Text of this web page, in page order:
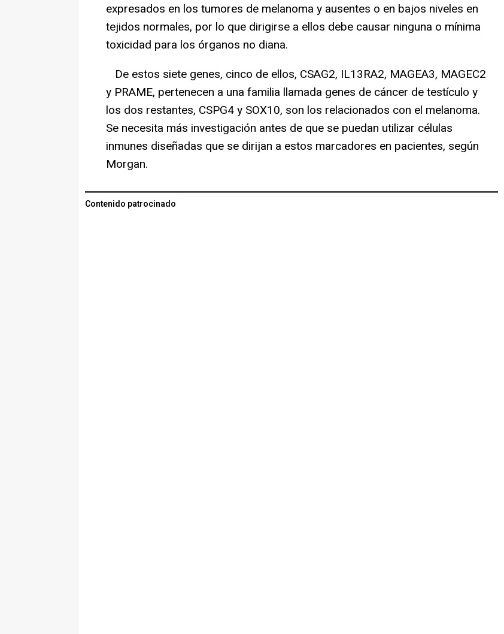
expresados en los tumores de melanoma y ausentes o en bajos niveles en
tejidos normales, por lo que dirigirse a ellos debe causar ninguna o mínima
toxicidad para los órganos no diana.
De estos siete genes, cinco de ellos, CSAG2, IL13RA2, MAGEA3, MAGEC2
y PRAME, pertenecen a una familia llamada genes de cáncer de testículo y
los dos restantes, CSPG4 y SOX10, son los relacionados con el melanoma.
Se necesita más investigación antes de que se puedan utilizar células
inmunes diseñadas que se dirijan a estos marcadores en pacientes, según
Morgan.
Contenido patrocinado